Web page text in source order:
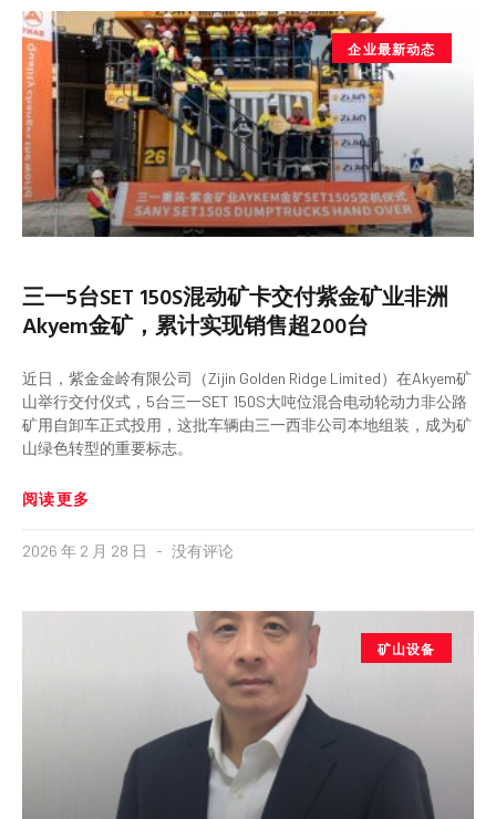
企业最新动态
三一5台SET 150S混动矿卡交付紫金矿业非洲
Akyem金矿，累计实现销售超200台
近日，紫金金岭有限公司（Zijin Golden Ridge Limited）在Akyem矿
山举行交付仪式，5台三一SET 150S大吨位混合电动轮动力非公路
矿用自卸车正式投用，这批车辆由三一西非公司本地组装，成为矿
山绿色转型的重要标志。
阅读更多
2026 年 2 月 28 日 没有评论
矿山设备